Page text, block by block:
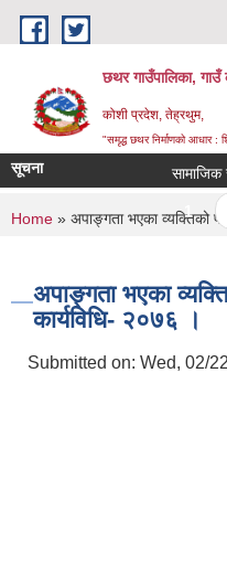
Skip to main content
छथर गाउँपालिका, गाउँ
कोशी प्रदेश, तेह्रथुम,
"समृद्ध छथर निर्माणको आधार :
सूचना सामाजिक
1 2
You are here
Home » अपाङ्गता भएका व्यक्तिको
अपाङ्गता भएका
कार्यविधि- २०७६ ।
Submitted on: Wed, 02/